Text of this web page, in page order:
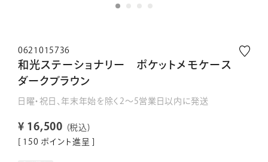
0621015736
和光ステーショナリー ポケットメモケース
ダークブラウン
日曜・祝日、年末年始を除く2～5営業日以内に発送
¥ 16,500
税込
150 ポイント進呈 ]